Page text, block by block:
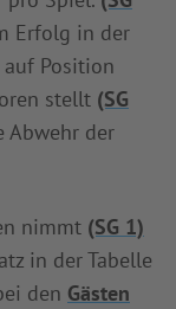
Erfolg in der
Position
stellt (SG
Abwehr der
nimmt (SG 1)
in der Tabelle
den Gästen